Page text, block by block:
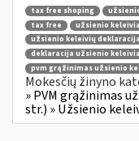
tax free shoping
tax free
užsienio
užsienio keleivių deklaracija
deklaracija užsienio
pvm grąžinimas užsienio
Mokesčių žinyno
» PVM grąžinimas
str.) » Užsienio